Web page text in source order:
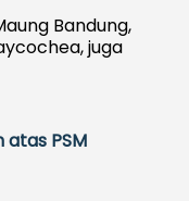
Bandung,
juga
PSM